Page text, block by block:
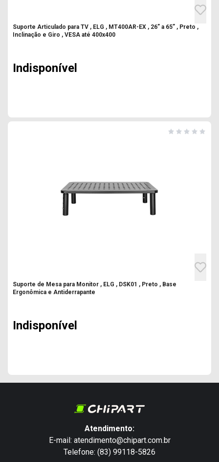
Suporte Articulado para TV , ELG , MT400AR-EX , 26” a 65” , Preto ,
Inclinação e Giro , VESA até 400x400
Indisponível
Suporte de Mesa para Monitor , ELG , DSK01 , Preto , Base
Ergonômica e Antiderrapante
Indisponível
Atendimento:
E-mail: atendimento@chipart.com.br
Telefone: (83) 99118-5826